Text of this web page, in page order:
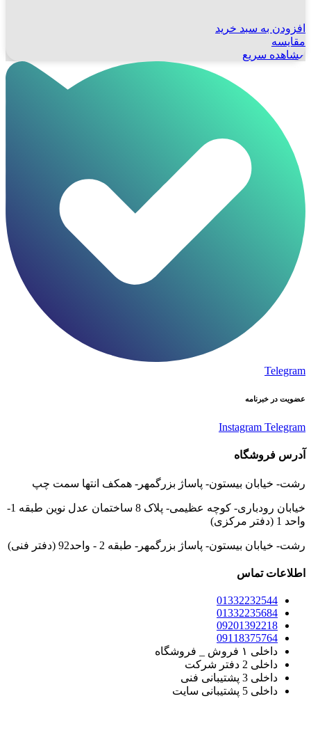
افزودن به سبد خرید
مقایسه
مشاهده سریع
Telegram
عضویت در خبرنامه
Instagram Telegram
آدرس فروشگاه
رشت- خیابان بیستون- پاساژ بزرگمهر- همکف انتها سمت چپ
خیابان رودباری- کوچه عظیمی- پلاک 8 ساختمان عدل نوین طبقه 1-
واحد 1 (دفتر مرکزی)
رشت- خیابان بیستون- پاساژ بزرگمهر- طبقه 2 - واحد92 (دفتر فنی)
اطلاعات تماس
01332232544
01332235684
09201392218
09118375764
داخلی ۱ فروش _ فروشگاه
داخلی 2 دفتر شرکت
داخلی 3 پشتیبانی فنی
داخلی 5 پشتیبانی سایت